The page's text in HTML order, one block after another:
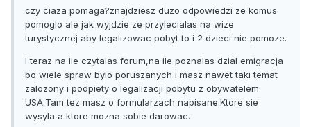
czy ciaza pomaga?znajdziesz duzo odpowiedzi ze komus
pomoglo ale jak wyjdzie ze przylecialas na wize
turystycznej aby legalizowac pobyt to i 2 dzieci nie pomoze.
I teraz na ile czytalas forum,na ile poznalas dzial emigracja
bo wiele spraw bylo poruszanych i masz nawet taki temat
zalozony i podpiety o legalizacji pobytu z obywatelem
USA.Tam tez masz o formularzach napisane.Ktore sie
wysyla a ktore mozna sobie darowac.